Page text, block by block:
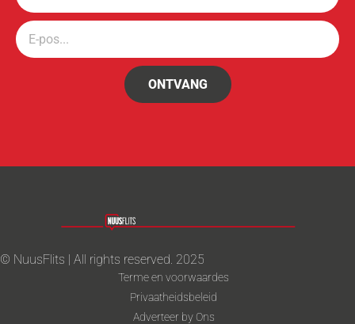
ONTVANG
© NuusFlits | All rights reserved. 2025
Terme en voorwaardes
Privaatheidsbeleid
Adverteer by Ons